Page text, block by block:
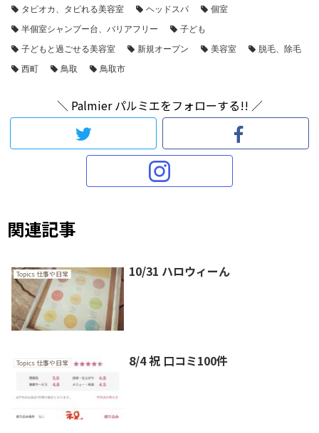
タピオカ、タピれる美容室
ヘッドスパ
個室
半個室シャンプー台、バリアフリー
子ども
子どもと過ごせる美容室
新規オープン 美容室
脱毛、除毛
西町
鳥取 鳥取市
＼ Palmier パルミエをフォローする!! ／
関連記事
Topics 仕事や日常 10/31 ハロウィーん
Topics 仕事や日常 8/4 祝 口コミ100件